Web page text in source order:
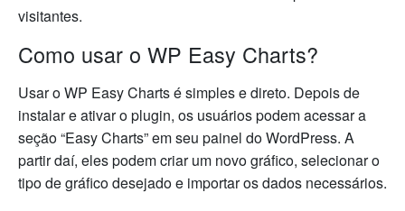
visitantes.
Como usar o WP Easy Charts?
Usar o WP Easy Charts é simples e direto. Depois de
instalar e ativar o plugin, os usuários podem acessar a
seção “Easy Charts” em seu painel do WordPress. A
partir daí, eles podem criar um novo gráfico, selecionar o
tipo de gráfico desejado e importar os dados necessários.